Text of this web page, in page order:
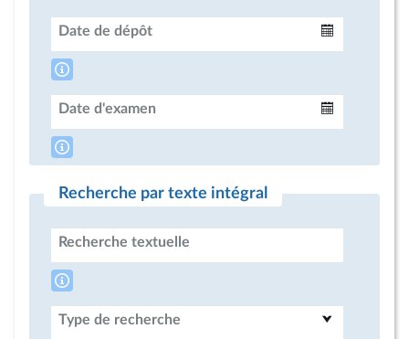
Date de dépôt
Date d'examen
Recherche par texte intégral
Recherche textuelle
Type de recherche